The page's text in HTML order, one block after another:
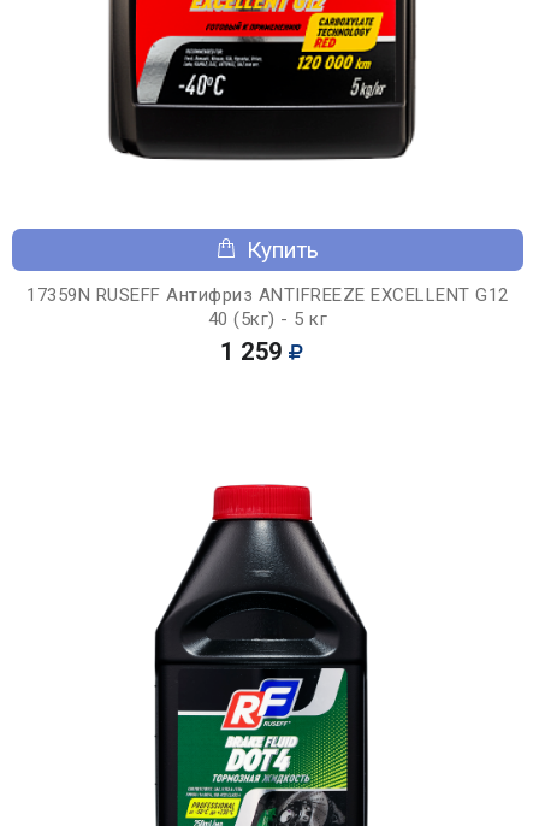
Купить
17359N RUSEFF Антифриз ANTIFREEZE EXCELLENT G12
40 (5кг) - 5 кг
1 259